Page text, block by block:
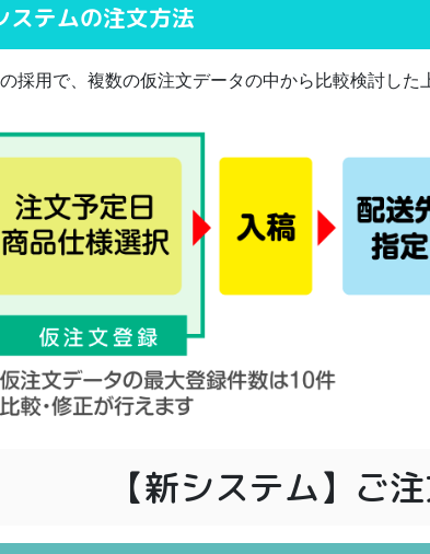
ステムの注文方法
採用で、複数の仮注文データの中から比較検討した
【新システム】ご